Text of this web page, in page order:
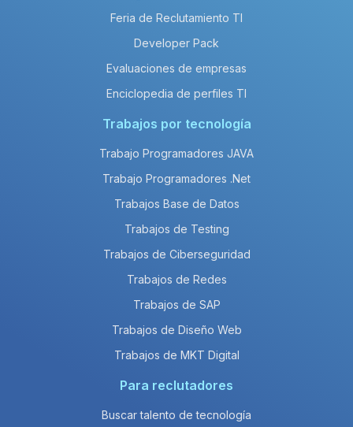
Feria de Reclutamiento TI
Developer Pack
Evaluaciones de empresas
Enciclopedia de perfiles TI
Trabajos por tecnología
Trabajo Programadores JAVA
Trabajo Programadores .Net
Trabajos Base de Datos
Trabajos de Testing
Trabajos de Ciberseguridad
Trabajos de Redes
Trabajos de SAP
Trabajos de Diseño Web
Trabajos de MKT Digital
Para reclutadores
Buscar talento de tecnología